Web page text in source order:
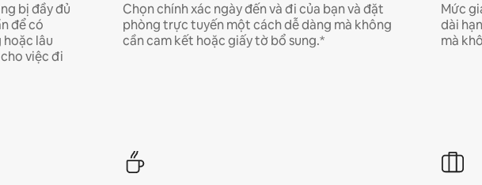
bị đầy đủ
để có
lâu
việc đi
Chọn chính xác ngày đến và đi của bạn và đặt
phòng trực tuyến một cách dễ dàng mà không
cần cam kết hoặc giấy tờ bổ sung.*
Mức
dài
mà